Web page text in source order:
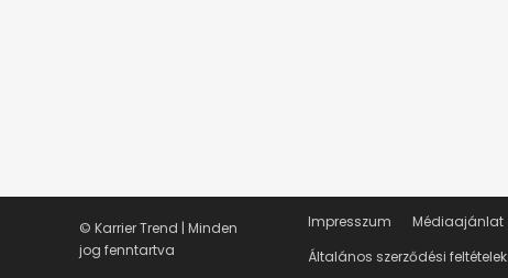
Impresszum Médiaajánlat
Általános szerződési feltételek
© Karrier Trend | Minden
jog fenntartva